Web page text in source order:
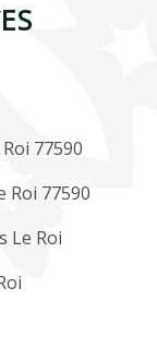
77590
Roi 77590
Le Roi